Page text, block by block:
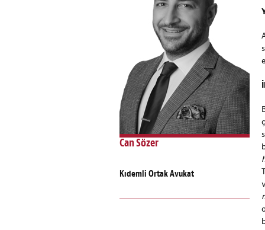
Can Sözer
Kıdemli Ortak Avukat